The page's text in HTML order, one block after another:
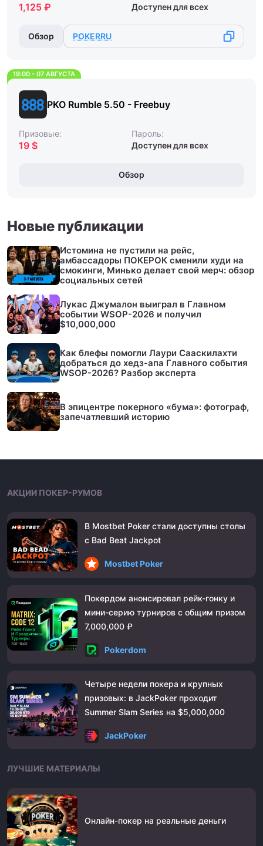
1,125 ₽ Доступен для всех
Обзор POKERRU
19:00 - 07 АВГУСТА
PKO Rumble 5.50 - Freebuy
Призовые:
19 $
Пароль:
Доступен для всех
Обзор
Новые публикации
Истомина не пустили на рейс,
амбассадоры ПОКЕРОК сменили худи на
смокинги, Минько делает свой мерч: обзор
социальных сетей
Лукас Джумалон выиграл в Главном
событии WSOP-2026 и получил
$10,000,000
Как блефы помогли Лаури Сааскилахти
добраться до хедз-апа Главного события
WSOP-2026? Разбор эксперта
В эпицентре покерного «бума»: фотограф,
запечатлевший историю
АКЦИИ ПОКЕР-РУМОВ
В Mostbet Poker стали доступны столы
с Bad Beat Jackpot
Mostbet Poker
Покердом анонсировал рейк-гонку и
мини-серию турниров с общим призом
7,000,000 ₽
Pokerdom
Четыре недели покера и крупных
призовых: в JackPoker проходит
Summer Slam Series на $5,000,000
JackPoker
ЛУЧШИЕ МАТЕРИАЛЫ
Онлайн-покер на реальные деньги